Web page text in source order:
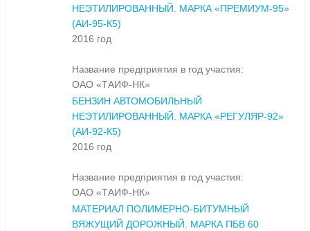
НЕЭТИЛИРОВАННЫЙ. МАРКА «ПРЕМИУМ-95»
(АИ-95-К5)
2016 год
Название предприятия в год участия:
ОАО «ТАИФ-НК»
БЕНЗИН АВТОМОБИЛЬНЫЙ
НЕЭТИЛИРОВАННЫЙ. МАРКА «РЕГУЛЯР-92»
(АИ-92-К5)
2016 год
Название предприятия в год участия:
ОАО «ТАИФ-НК»
МАТЕРИАЛ ПОЛИМЕРНО-БИТУМНЫЙ
ВЯЖУЩИЙ ДОРОЖНЫЙ. МАРКА ПБВ 60